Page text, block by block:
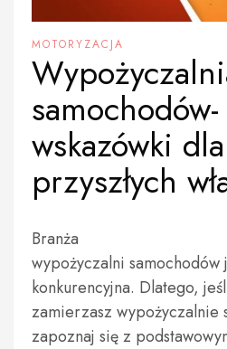
MOTORYZACJA
wskazówki dla
przyszłych
Branża
wypożyczalni samochodów
konkurencyjna. Dlatego,
zamierzasz wypożyczalnie
zapoznaj się z